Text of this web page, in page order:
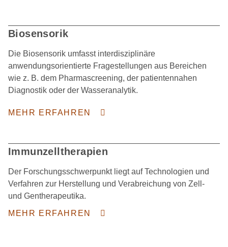
Biosensorik
Die Biosensorik umfasst interdisziplinäre
anwendungsorientierte Fragestellungen aus Bereichen
wie z. B. dem Pharmascreening, der patientennahen
Diagnostik oder der Wasseranalytik.
MEHR ERFAHREN
Immunzelltherapien
Der Forschungsschwerpunkt liegt auf Technologien und
Verfahren zur Herstellung und Verabreichung von Zell-
und Gentherapeutika.
MEHR ERFAHREN